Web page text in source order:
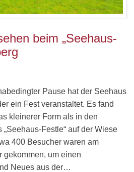
beim „Seehaus-
Pause hat der Seehaus
ein Fest veranstaltet. Es fand
kleinerer Form als in den
Festle“ auf der Wiese
400 Besucher waren am
gekommen, um einen
Neues aus der…